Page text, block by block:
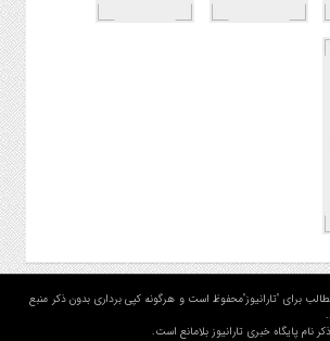
برای "تارانیوز"محفوظ است و هرگونه کپی برداری بدون ذکر منبع
نام پایگاه خبری تارانیوز بلامانع است.